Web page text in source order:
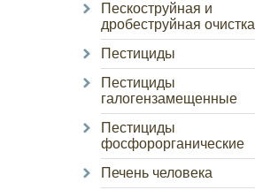
Пескоструйная и
дробеструйная очистка
Пестициды
Пестициды
галогензамещенные
Пестициды
фосфорорганические
Печень человека